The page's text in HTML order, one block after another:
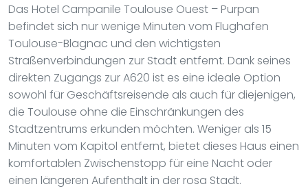
Das Hotel Campanile Toulouse Ouest – Purpan
befindet sich nur wenige Minuten vom Flughafen
Toulouse-Blagnac und den wichtigsten
Straßenverbindungen zur Stadt entfernt. Dank seines
direkten Zugangs zur A620 ist es eine ideale Option
sowohl für Geschäftsreisende als auch für diejenigen,
die Toulouse ohne die Einschränkungen des
Stadtzentrums erkunden möchten. Weniger als 15
Minuten vom Kapitol entfernt, bietet dieses Haus einen
komfortablen Zwischenstopp für eine Nacht oder
einen längeren Aufenthalt in der rosa Stadt.